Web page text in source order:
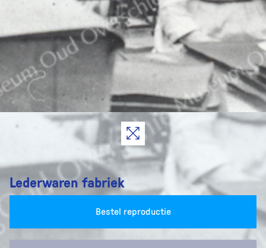
Lederwaren fabriek
Bestel reproductie